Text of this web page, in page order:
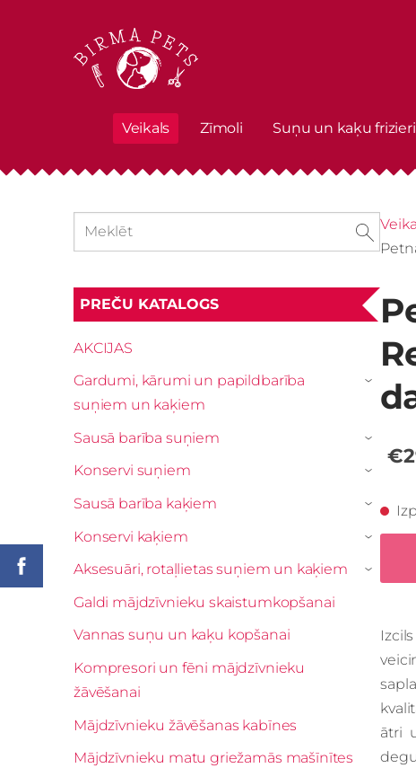
Veikals Zīmoli Suņu un kaķu frizieri
PREČU KATALOGS
AKCIJAS
Gardumi, kārumi un papildbarība
suņiem un kaķiem
›
Sausā barība suņiem ›
Konservi suņiem ›
Sausā barība kaķiem ›
Konservi kaķiem ›
Aksesuāri, rotaļlietas suņiem un kaķiem ›
Galdi mājdzīvnieku skaistumkopšanai
Vannas suņu un kaķu kopšanai
Kompresori un fēni mājdzīvnieku
žāvēšanai
Mājdzīvnieku žāvēšanas kabīnes
Mājdzīvnieku matu griežamās mašīnītes
ātri